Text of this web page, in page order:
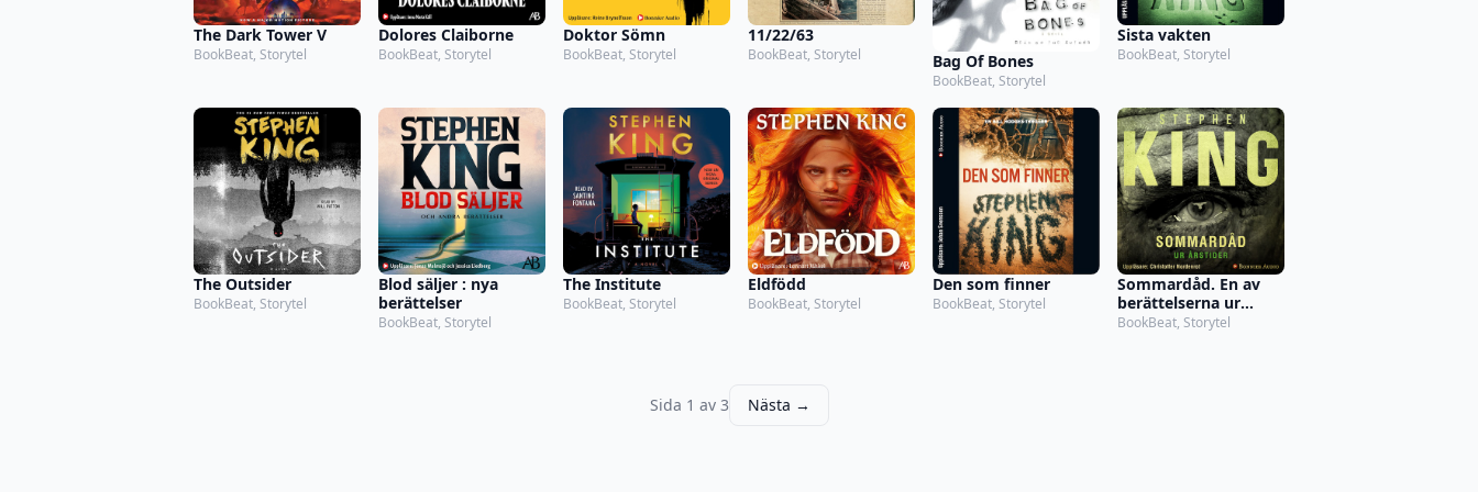
The Dark Tower V
BookBeat, Storytel
Dolores Claiborne
BookBeat, Storytel
Doktor Sömn
BookBeat, Storytel
11/22/63
BookBeat, Storytel Bag Of Bones
BookBeat, Storytel
Sista vakten
BookBeat, Storytel
The Outsider
BookBeat, Storytel
Blod säljer : nya
berättelser
BookBeat, Storytel
The Institute
BookBeat, Storytel
Eldfödd
BookBeat, Storytel
Den som finner
BookBeat, Storytel
Sommardåd. En av
berättelserna ur
novellsamlingen
BookBeat, Storytel
Sida 1 av 3 Nästa →